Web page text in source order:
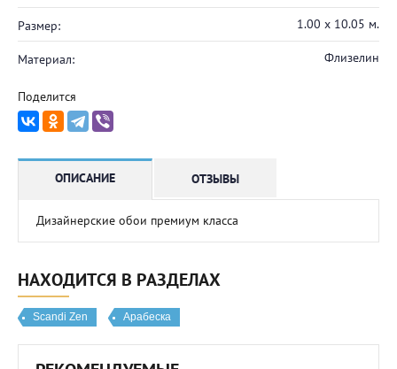
Размер: 1.00 х 10.05 м.
Материал: Флизелин
Поделится
ОПИСАНИЕ ОТЗЫВЫ
Дизайнерские обои премиум класса
НАХОДИТСЯ В РАЗДЕЛАХ
Scandi Zen Арабеска